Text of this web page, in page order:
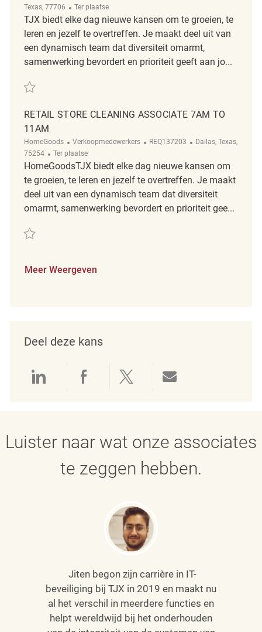
Texas, 77706
Afgelegen
Ter plaatse
TJX biedt elke dag nieuwe kansen om te groeien, te
leren en jezelf te overtreffen. Je maakt deel uit van
een dynamisch team dat diversiteit omarmt,
samenwerking bevordert en prioriteit geeft aan jo...
Redden Retail Cleaning Associate REQ139809
RETAIL STORE CLEANING ASSOCIATE 7AM TO
11AM
HomeGoods Categorie
Verkoopmedewerkers ReqId
REQ137203 Plaats
Dallas, Texas,
75254
Afgelegen
Ter plaatse
HomeGoodsTJX biedt elke dag nieuwe kansen om
te groeien, te leren en jezelf te overtreffen. Je maakt
deel uit van een dynamisch team dat diversiteit
omarmt, samenwerking bevordert en prioriteit gee...
Redden Retail Store Cleaning Associate 7AM to 11AM REQ137203
Meer Weergeven
Deel deze kans
Delen via LinkedIn
Delen via Facebook
Delen via twitter
Luister naar wat onze associates
te zeggen hebben.
Jiten begon zijn carrière in IT-
beveiliging bij TJX in 2019 en maakt nu
al het verschil in meerdere functies en
helpt wereldwijd bij het onderhouden